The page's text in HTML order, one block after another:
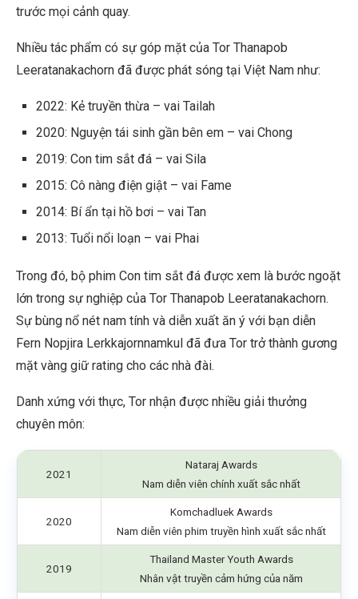
trước mọi cảnh quay.
Nhiều tác phẩm có sự góp mặt của Tor Thanapob
Leeratanakachorn đã được phát sóng tại Việt Nam như:
2022: Kẻ truyền thừa – vai Tailah
2020: Nguyện tái sinh gần bên em – vai Chong
2019: Con tim sắt đá – vai Sila
2015: Cô nàng điện giật – vai Fame
2014: Bí ẩn tại hồ bơi – vai Tan
2013: Tuổi nổi loạn – vai Phai
Trong đó, bộ phim Con tim sắt đá được xem là bước ngoặt
lớn trong sự nghiệp của Tor Thanapob Leeratanakachorn.
Sự bùng nổ nét nam tính và diễn xuất ăn ý với bạn diễn
Fern Nopjira Lerkkajornnamkul đã đưa Tor trở thành gương
mặt vàng giữ rating cho các nhà đài.
Danh xứng với thực, Tor nhận được nhiều giải thưởng
chuyên môn:
2021
Nataraj Awards
Nam diễn viên chính xuất sắc nhất
2020
Komchadluek Awards
Nam diễn viên phim truyền hình xuất sắc nhất
2019
Thailand Master Youth Awards
Nhân vật truyền cảm hứng của năm